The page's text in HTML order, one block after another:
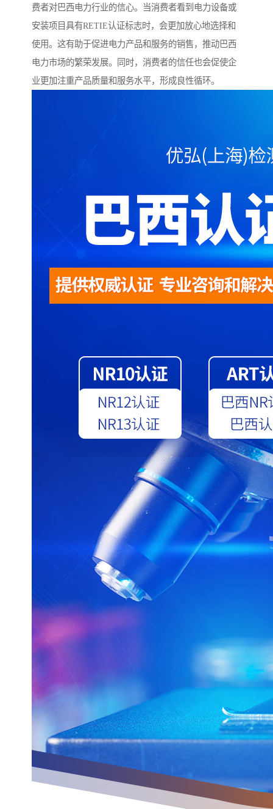
费者对巴西电力行业的信心。当消费者看到电力设备或
安装项目具有RETIE认证标志时，会更加放心地选择和
使用。这有助于促进电力产品和服务的销售，推动巴西
电力市场的繁荣发展。同时，消费者的信任也会促使企
业更加注重产品质量和服务水平，形成良性循环。